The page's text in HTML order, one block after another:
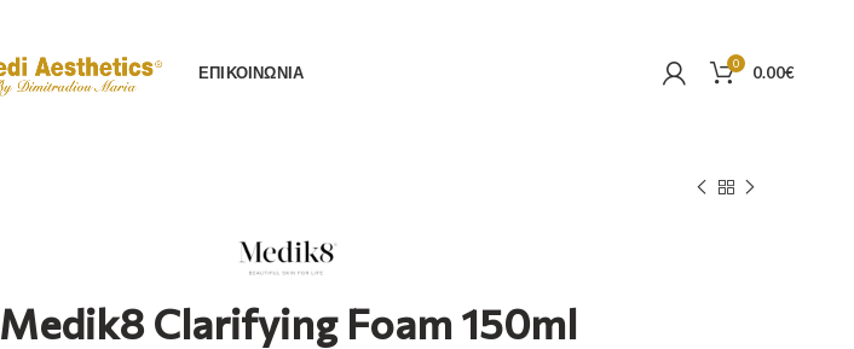
ΕΠΙΚΟΙΝΩΝΙΑ 0 0.00€
Medik8 Clarifying Foam 150ml